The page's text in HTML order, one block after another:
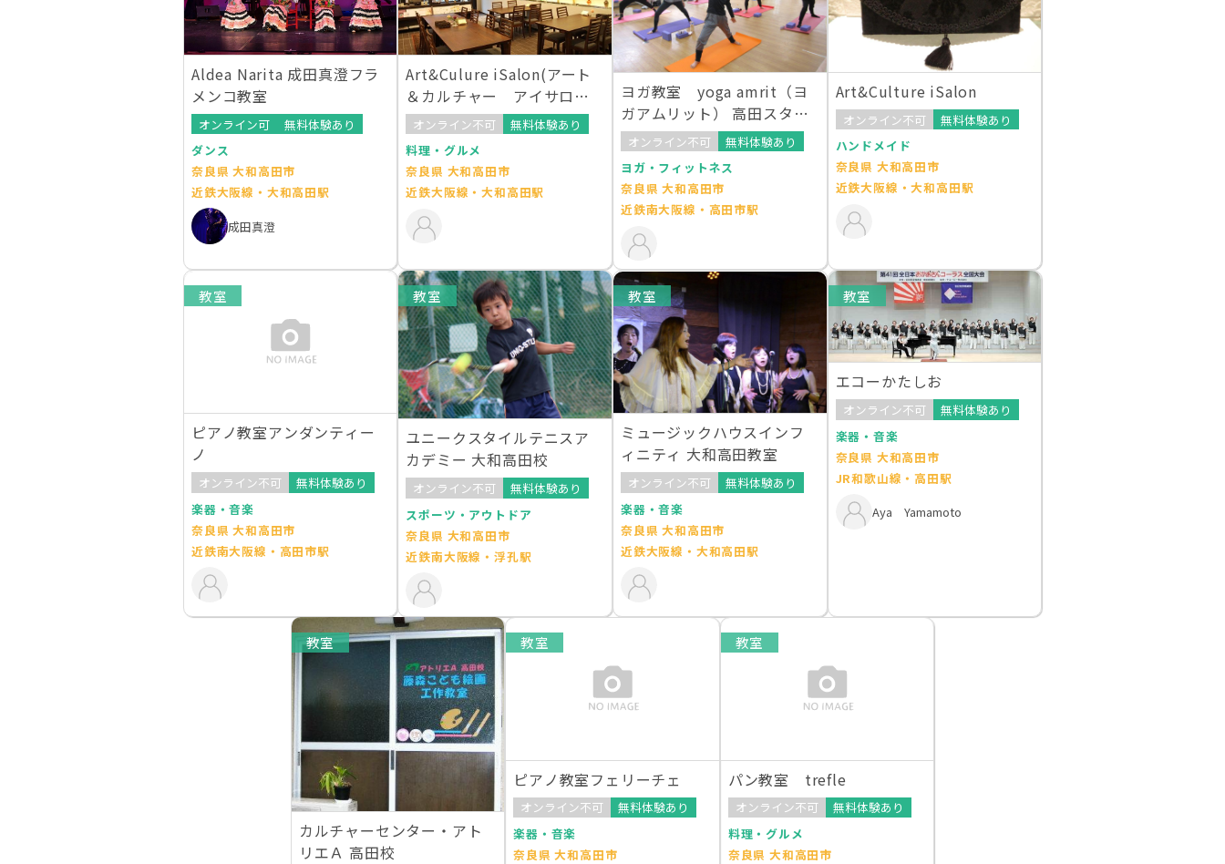
Aldea Narita 成田真澄フラ
メンコ教室
オンライン可
無料体験あり
ダンス
奈良県 大和高田市
近鉄大阪線・大和高田駅
成田真澄
Art&Culure iSalon(アート
＆カルチャー アイサロ
ン）
オンライン不可
無料体験あり
料理・グルメ
奈良県 大和高田市
近鉄大阪線・大和高田駅
ヨガ教室 yoga amrit（ヨ
ガアムリット） 高田スタジ
オオンライン不可
無料体験あり
ヨガ・フィットネス
奈良県 大和高田市
近鉄南大阪線・高田市駅
Art&Culture iSalon
オンライン不可
無料体験あり
ハンドメイド
奈良県 大和高田市
近鉄大阪線・大和高田駅
教室
ピアノ教室アンダンティー
ノ
オンライン不可
無料体験あり
楽器・音楽
奈良県 大和高田市
近鉄南大阪線・高田市駅
教室
ユニークスタイルテニスア
カデミー 大和高田校
オンライン不可
無料体験あり
スポーツ・アウトドア
奈良県 大和高田市
近鉄南大阪線・浮孔駅
教室
ミュージックハウスインフ
ィニティ 大和高田教室
オンライン不可
無料体験あり
楽器・音楽
奈良県 大和高田市
近鉄大阪線・大和高田駅
教室
エコーかたしお
オンライン不可
無料体験あり
楽器・音楽
奈良県 大和高田市
JR和歌山線・高田駅
Aya Yamamoto
教室
カルチャーセンター・アト
リエＡ 高田校
教室
ピアノ教室フェリーチェ
オンライン不可
無料体験あり
楽器・音楽
奈良県 大和高田市
教室
パン教室 trefle
オンライン不可
無料体験あり
料理・グルメ
奈良県 大和高田市